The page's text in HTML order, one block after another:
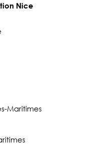
Nice
Maritimes